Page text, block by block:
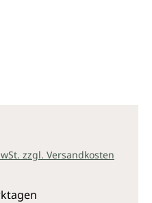
zzgl. Versandkosten